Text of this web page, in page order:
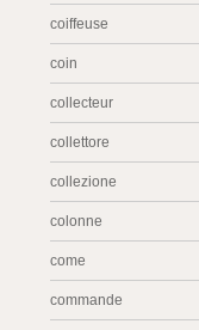
coiffeuse
coin
collecteur
collettore
collezione
colonne
come
commande